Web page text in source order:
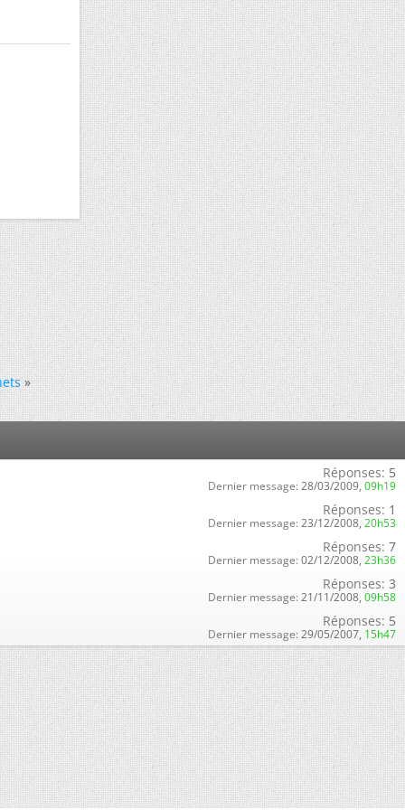
»
Réponses: 5
Dernier message: 28/03/2009, 09h19
Réponses: 1
Dernier message: 23/12/2008, 20h53
Réponses: 7
Dernier message: 02/12/2008, 23h36
Réponses: 3
Dernier message: 21/11/2008, 09h58
Réponses: 5
Dernier message: 29/05/2007, 15h47